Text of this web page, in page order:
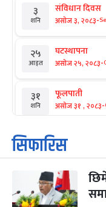
३
शनि
संविधान दिवस
असोज ३, २०८३-
२५
आइत
घटस्थापना
असोज २५, २०८३-
३१
शनि
फूलपाती
असोज ३१ , २०८३-
१
आइत
कार्तिक सङ्क्रान्ति
कार्तिक १, २०८३
३
मंगल
महानवमी
कार्तिक ३, २०८३-
सिफारिस